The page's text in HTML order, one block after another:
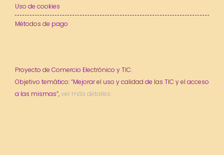
Uso de cookies
Métodos de pago
Proyecto de Comercio Electrónico y TIC.
Objetivo temático: “Mejorar el uso y calidad de las TIC y el acceso
a las mismas”,ver más detalles.